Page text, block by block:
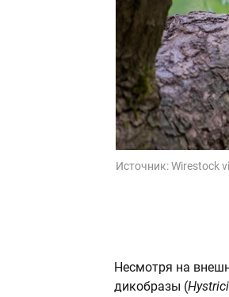
Источник:Wirestock
Несмотря на
дикобразы (